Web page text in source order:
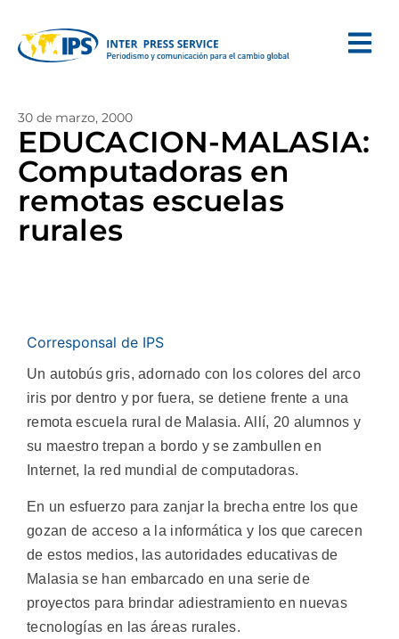
30 de marzo, 2000
EDUCACION-MALASIA:
Computadoras en
remotas escuelas
rurales
Corresponsal de IPS
Un autobús gris, adornado con los colores del arco
iris por dentro y por fuera, se detiene frente a una
remota escuela rural de Malasia. Allí, 20 alumnos y
su maestro trepan a bordo y se zambullen en
Internet, la red mundial de computadoras.
En un esfuerzo para zanjar la brecha entre los que
gozan de acceso a la informática y los que carecen
de estos medios, las autoridades educativas de
Malasia se han embarcado en una serie de
proyectos para brindar adiestramiento en nuevas
tecnologías en las áreas rurales.